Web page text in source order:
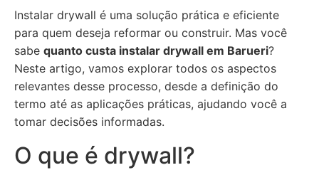
Instalar drywall é uma solução prática e eficiente
para quem deseja reformar ou construir. Mas você
sabe quanto custa instalar drywall em Barueri?
Neste artigo, vamos explorar todos os aspectos
relevantes desse processo, desde a definição do
termo até as aplicações práticas, ajudando você a
tomar decisões informadas.
O que é drywall?